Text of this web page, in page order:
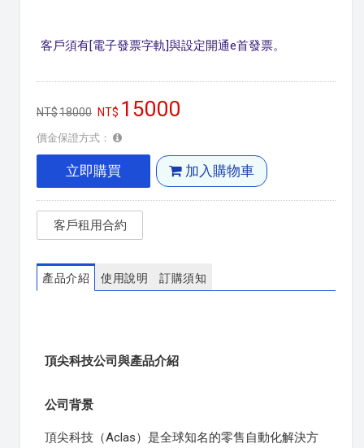
客戶須有[電子發票字軌]與設定開通e首發票。
18000 15000
價金保證方式：
立即購買 加入購物車
客戶租用合約
產品介紹 使用說明 訂購須知
頂尖科技公司與產品介紹
公司背景
頂尖科技（Aclas）是全球知名的零售自動化解決方